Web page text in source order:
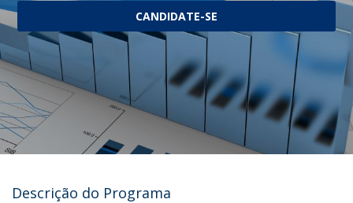
CANDIDATE-SE
Descrição do Programa